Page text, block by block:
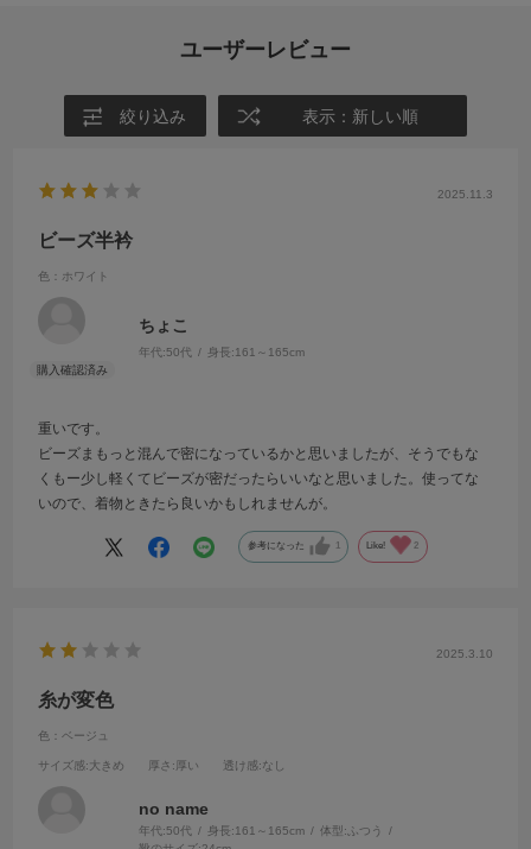
ユーザーレビュー
絞り込み 表示：新しい順
2025.11.3
ビーズ半衿
色：ホワイト
ちょこ
年代:50代 身長:161～165cm
重いです。
ビーズまもっと混んで密になっているかと思いましたが、そうでもな
くもー少し軽くてビーズが密だったらいいなと思いました。使ってな
いので、着物ときたら良いかもしれませんが。
参考になった 1 Like! 2
2025.3.10
糸が変色
色：ベージュ
サイズ感:大きめ 厚さ :厚い 透け感:なし
no name
年代:50代 身長:161～165cm 体型: ふつう